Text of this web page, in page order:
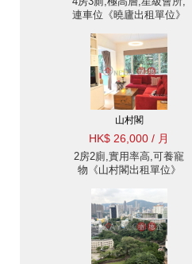
連車位《曉廬出租單位》
山村閣
HK$ 26,000 / 月
2房2廁,實用率高,可養寵
物《山村閣出租單位》